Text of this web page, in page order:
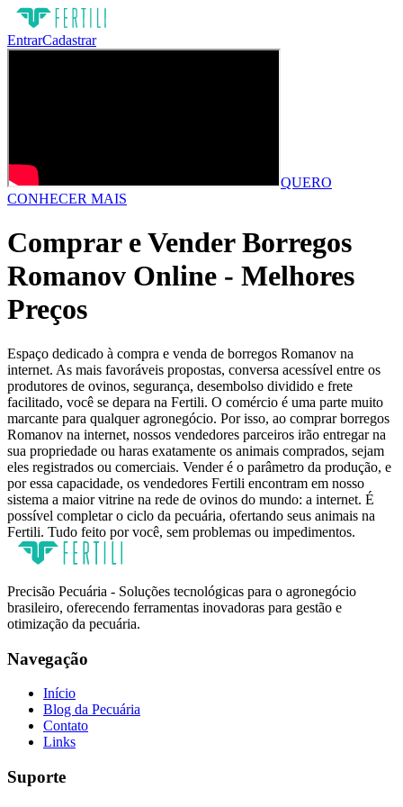
EntrarCadastrar
QUERO
CONHECER MAIS
Comprar e Vender Borregos
Romanov Online - Melhores
Preços
Espaço dedicado à compra e venda de borregos Romanov na
internet. As mais favoráveis propostas, conversa acessível entre os
produtores de ovinos, segurança, desembolso dividido e frete
facilitado, você se depara na Fertili. O comércio é uma parte muito
marcante para qualquer agronegócio. Por isso, ao comprar borregos
Romanov na internet, nossos vendedores parceiros irão entregar na
sua propriedade ou haras exatamente os animais comprados, sejam
eles registrados ou comerciais. Vender é o parâmetro da produção, e
por essa capacidade, os vendedores Fertili encontram em nosso
sistema a maior vitrine na rede de ovinos do mundo: a internet. É
possível completar o ciclo da pecuária, ofertando seus animais na
Fertili. Tudo feito por você, sem problemas ou impedimentos.
Precisão Pecuária - Soluções tecnológicas para o agronegócio
brasileiro, oferecendo ferramentas inovadoras para gestão e
otimização da pecuária.
Navegação
Início
Blog da Pecuária
Contato
Links
Suporte